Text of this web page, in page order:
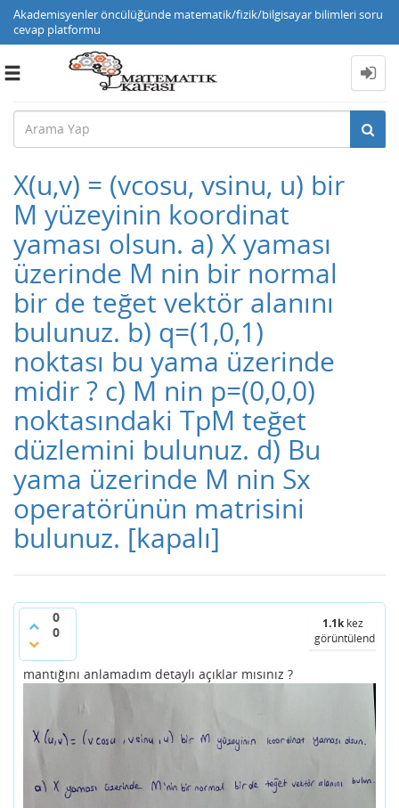
Akademisyenler öncülüğünde matematik/fizik/bilgisayar bilimleri soru
cevap platformu
Toggle
X(u,v) = (vcosu, vsinu, u) bir
M yüzeyinin koordinat
yaması olsun. a) X yaması
üzerinde M nin bir normal
bir de teğet vektör alanını
bulunuz. b) q=(1,0,1)
noktası bu yama üzerinde
midir ? c) M nin p=(0,0,0)
noktasındaki TpM teğet
düzlemini bulunuz. d) Bu
yama üzerinde M nin Sx
operatörünün matrisini
bulunuz. [kapalı]
0
0
1.1kkez
görüntülendi
mantığını anlamadım detaylı açıklar mısınız ?